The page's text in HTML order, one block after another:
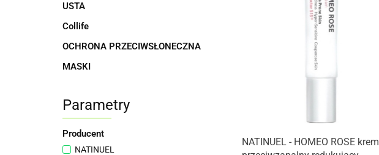
USTA
Collife
OCHRONA PRZECIWSŁONECZNA
MASKI
Parametry
Producent
NATINUEL
NATINUEL - HOMEO ROSE krem